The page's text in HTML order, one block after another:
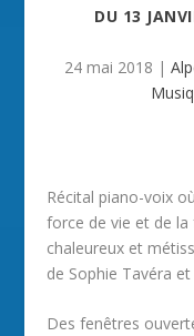
DU 13
24 mai 2018 |
Récital piano-voix
force de vie et de la
chaleureux et
de Sophie Tavéra
Des fenêtres